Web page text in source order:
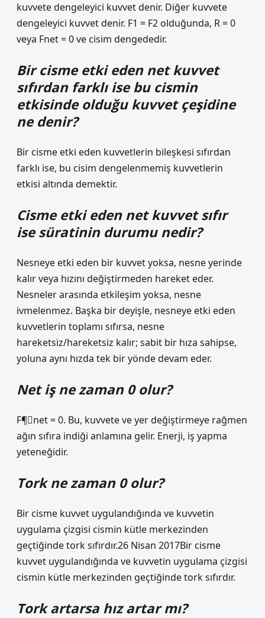
kuvvete dengeleyici kuvvet denir. Diğer kuvvete
dengeleyici kuvvet denir. F1 = F2 olduğunda, R = 0
veya Fnet = 0 ve cisim dengededir.
Bir cisme etki eden net kuvvet
sıfırdan farklı ise bu cismin
etkisinde olduğu kuvvet çeşidine
ne denir?
Bir cisme etki eden kuvvetlerin bileşkesi sıfırdan
farklı ise, bu cisim dengelenmemiş kuvvetlerin
etkisi altında demektir.
Cisme etki eden net kuvvet sıfır
ise süratinin durumu nedir?
Nesneye etki eden bir kuvvet yoksa, nesne yerinde
kalır veya hızını değiştirmeden hareket eder.
Nesneler arasında etkileşim yoksa, nesne
ivmelenmez. Başka bir deyişle, nesneye etki eden
kuvvetlerin toplamı sıfırsa, nesne
hareketsiz/hareketsiz kalır; sabit bir hıza sahipse,
yoluna aynı hızda tek bir yönde devam eder.
Net iş ne zaman 0 olur?
F¶⃗net = 0. Bu, kuvvete ve yer değiştirmeye rağmen
ağın sıfıra indiği anlamına gelir. Enerji, iş yapma
yeteneğidir.
Tork ne zaman 0 olur?
Bir cisme kuvvet uygulandığında ve kuvvetin
uygulama çizgisi cismin kütle merkezinden
geçtiğinde tork sıfırdır.26 Nisan 2017Bir cisme
kuvvet uygulandığında ve kuvvetin uygulama çizgisi
cismin kütle merkezinden geçtiğinde tork sıfırdır.
Tork artarsa hız artar mı?